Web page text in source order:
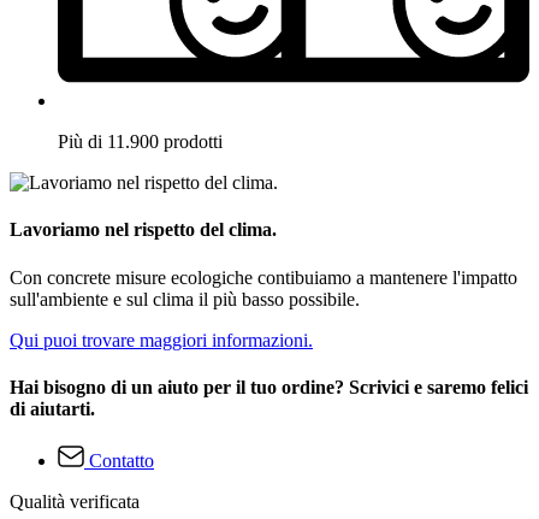
Più di 11.900 prodotti
Lavoriamo nel rispetto del clima.
Con concrete misure ecologiche contibuiamo a mantenere l'impatto
sull'ambiente e sul clima il più basso possibile.
Qui puoi trovare maggiori informazioni.
Hai bisogno di un aiuto per il tuo ordine? Scrivici e saremo felici
di aiutarti.
Contatto
Qualità verificata